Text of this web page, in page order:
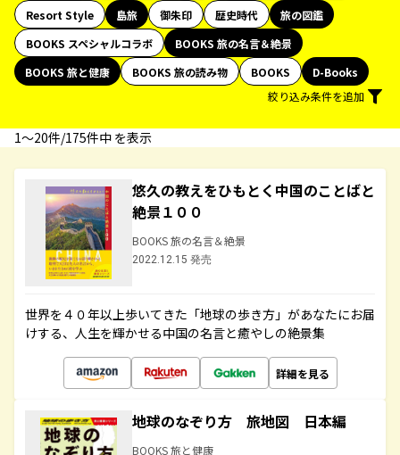
Resort Style
島旅 御朱印 歴史時代
旅の図鑑
BOOKS スペシャルコラボ
BOOKS 旅の名言＆絶景
BOOKS 旅と健康
BOOKS 旅の読み物 BOOKS
D-Books
絞り込み条件を追加
1〜20件/175件中 を表示
悠久の教えをひもとく中国のことばと
絶景１００
BOOKS 旅の名言＆絶景
2022.12.15 発売
世界を４０年以上歩いてきた「地球の歩き方」があなたにお届
けする、人生を輝かせる中国の名言と癒やしの絶景集
詳細を見る
地球のなぞり方 旅地図 日本編
BOOKS 旅と健康